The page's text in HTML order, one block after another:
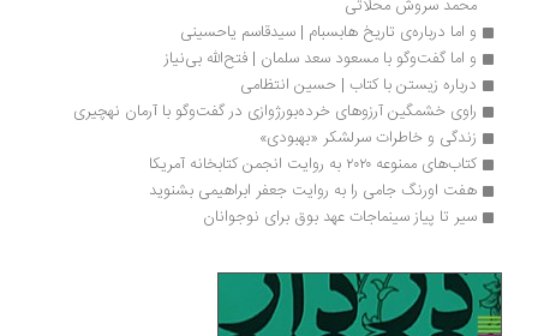
محمد سروش محلاتی
و اما درباره‌ی تاریخ هابسبام | سیدقاسم یاحسینی
و اما گفت‌وگو با مسعود سعد سلمان | فتح‌الله بی‌نیاز
درباره زیستن با کتاب | حسین انتظامی
راوی خشمگین آرزوهای خرده‌بورژوازی در گفت‌وگو با آرمان نهچیری
زندگی و خاطرات سرلشکر «بهبودی»
کتاب‌های ممنوعه ۲۰۲۰ به روایت انجمن کتابخانه آمریکا
هفت اورنگ جامی را به روایت جعفر ابراهیمی بشنوید
سیر تا پیاز سینماجات عهد بوق برای نوجوانان